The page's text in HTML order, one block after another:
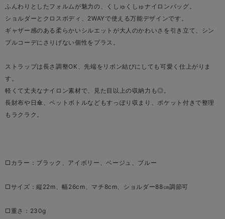
ふんわりとしたフォルムが魅力の、くしゅくしゅナイロンバッグ。
ショルダーとクロスボディ、2WAYで使える万能デザインです。
ギャザー感のある柔らかいシルエットが大人のかわいさを引き立て、シン
プルコーデにさりげない個性をプラス。
ストラップは長さ調整OK、先端をリボン結びにしても可愛く仕上がりま
す。
軽くて丈夫なナイロン素材で、見た目以上の収納力も◎。
長財布や日傘、ペットボトルなどもすっぽり収まり、ポケット付きで整理
もラクラク。
□カラー：ブラック、アイボリー、ベージュ、ブルー
□サイズ：縦22m、幅26cm、マチ8cm、ショルダー88㎝調節可
□重さ：230g